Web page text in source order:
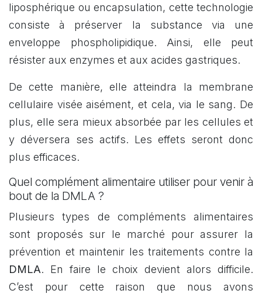
liposphérique ou encapsulation, cette technologie
consiste à préserver la substance via une
enveloppe phospholipidique. Ainsi, elle peut
résister aux enzymes et aux acides gastriques.
De cette manière, elle atteindra la membrane
cellulaire visée aisément, et cela, via le sang. De
plus, elle sera mieux absorbée par les cellules et
y déversera ses actifs. Les effets seront donc
plus efficaces.
Quel complément alimentaire utiliser pour venir à
bout de la DMLA ?
Plusieurs types de compléments alimentaires
sont proposés sur le marché pour assurer la
prévention et maintenir les traitements contre la
DMLA. En faire le choix devient alors difficile.
C’est pour cette raison que nous avons